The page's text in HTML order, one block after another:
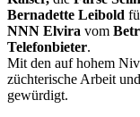
Bernadette Leibold
NNN Elvira vom
Telefonbieter.
Mit den auf hohem
züchterische Arbeit
gewürdigt.